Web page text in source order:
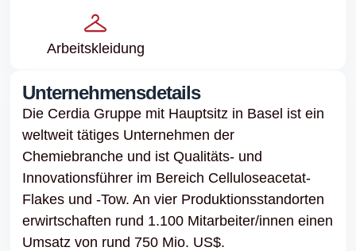
Arbeits­kleidung
Unternehmensdetails
Die Cerdia Gruppe mit Hauptsitz in Basel ist ein
weltweit tätiges Unternehmen der
Chemiebranche und ist Qualitäts- und
Innovationsführer im Bereich Celluloseacetat-
Flakes und -Tow. An vier Produktionsstandorten
erwirtschaften rund 1.100 Mitarbeiter/innen einen
Umsatz von rund 750 Mio. US$.